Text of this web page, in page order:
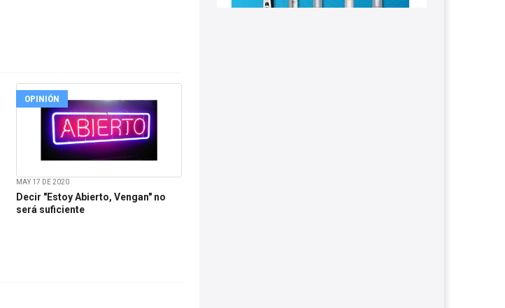
OPINIÓN
MAY 17 DE 2020
Decir "Estoy Abierto, Vengan" no
será suficiente